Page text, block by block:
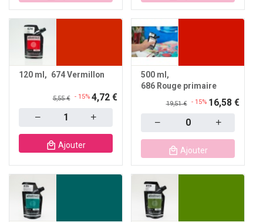
120 ml 674 Vermillon
5,55 € - 15% 4,72 €
Ajouter
500 ml
686 Rouge primaire
19,51 € - 15% 16,58 €
Ajouter